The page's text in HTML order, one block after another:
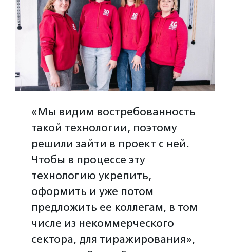
«Мы видим востребованность
такой технологии, поэтому
решили зайти в проект с ней.
Чтобы в процессе эту
технологию укрепить,
оформить и уже потом
предложить ее коллегам, в том
числе из некоммерческого
сектора, для тиражирования»,